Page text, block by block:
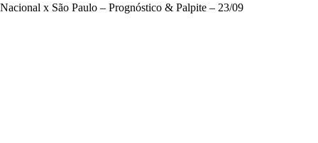
Nacional x São Paulo – Prognóstico & Palpite – 23/09